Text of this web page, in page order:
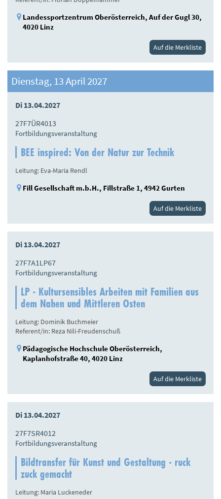
Landessportzentrum Oberösterreich, Auf der Gugl 30,
4020 Linz
Auf die Merkliste
Dienstag, 13 April 2027
Di 13.04.2027
27F7ÜR4013
Fortbildungsveranstaltung
BEE inspired: Von der Natur zur Technik
Leitung: Eva-Maria Rendl
Fill Gesellschaft m.b.H., Fillstraße 1, 4942 Gurten
Auf die Merkliste
Di 13.04.2027
27F7A1LP67
Fortbildungsveranstaltung
LP - Kultursensibles Arbeiten mit Familien aus
dem Nahen und Mittleren Osten
Leitung: Dominik Buchmeier
Referent/in: Reza Nili-Freudenschuß
Pädagogische Hochschule Oberösterreich,
Kaplanhofstraße 40, 4020 Linz
Auf die Merkliste
Di 13.04.2027
27F7SR4012
Fortbildungsveranstaltung
Bildtransfer für Kunst und Gestaltung - ruck
zuck gemacht
Leitung: Maria Luckeneder